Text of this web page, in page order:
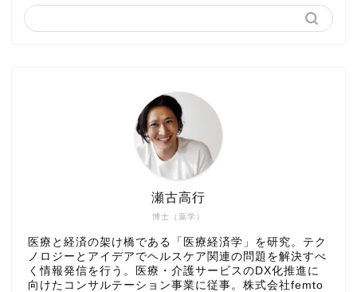
博士（薬学）
瀬古高行
医療と経済の架け橋である「医療経済学」を研究。テク
ノロジーとアイデアでヘルスケア関連の問題を解決すべ
く情報発信を行う。医療・介護サービスのDX化推進に
向けたコンサルテーション事業に従事。株式会社femto